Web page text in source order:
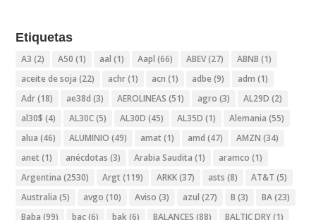
Etiquetas
A3 (2) A50 (1) aal (1) Aapl (66) ABEV(27) ABNB (1)
aceite de soja (22) achr(1) acn (1) adbe (9) adm (1)
Adr(18) ae38d (3) AEROLINEAS (51) agro (3) AL29D (2)
al30$ (4) AL30C(5) AL30D (45) AL35D (1) Alemania (55)
alua (46) ALUMINIO (49) amat (1) amd (47) AMZN (34)
anet (1) anécdotas (3) Arabia Saudita (1) aramco (1)
Argentina (2530) Argt (119) ARKK(37) asts (8) AT&T (5)
Australia (5) avgo (10) Aviso (3) azul (27) B (3) BA(23)
Baba (99) bac(6) bak(6) BALANCES (88) BALTIC DRY(1)